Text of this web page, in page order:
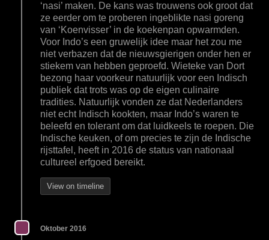
‘nasi’ maken. De kans was trouwens ook groot dat
ze eerder om te proberen ingeblikte nasi goreng
van ‘Koenvisser’ in de koekenpan opwarmden.
Voor Indo’s een gruwelijk idee maar het zou me
niet verbazen dat de nieuwsgierigen onder hen er
stiekem van hebben geproefd. Wieteke van Dort
bezong haar voorkeur natuurlijk voor een Indisch
publiek dat trots was op de eigen culinaire
tradities. Natuurlijk vonden ze dat Nederlanders
niet echt Indisch kookten, maar Indo’s waren te
beleefd en tolerant om dat luidkeels te roepen. Die
Indische keuken, of om precies te zijn de Indische
rijsttafel, heeft in 2016 de status van nationaal
cultureel erfgoed bereikt.
View on timeline
Oktober 2016